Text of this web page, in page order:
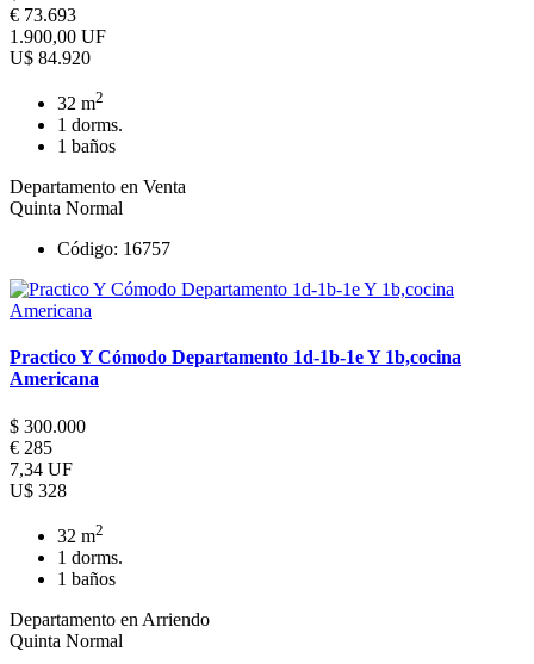
€ 73.693
1.900,00 UF
U$ 84.920
32 m2
1 dorms.
1 baños
Departamento en Venta
Quinta Normal
Código: 16757
Practico Y Cómodo Departamento 1d-1b-1e Y 1b,cocina
Americana
$ 300.000
€ 285
7,34 UF
U$ 328
32 m2
1 dorms.
1 baños
Departamento en Arriendo
Quinta Normal